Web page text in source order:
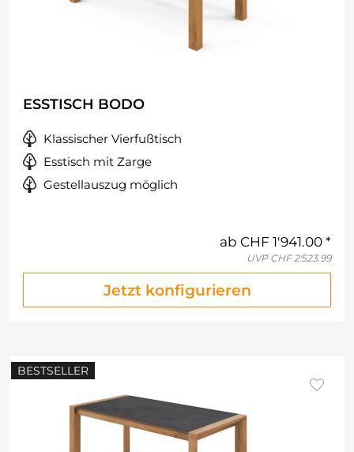
ESSTISCH BODO
Klassischer Vierfußtisch
Esstisch mit Zarge
Gestellauszug möglich
ab CHF 1'941.00
UVP CHF 2'523.99
Jetzt konfigurieren
BESTSELLER